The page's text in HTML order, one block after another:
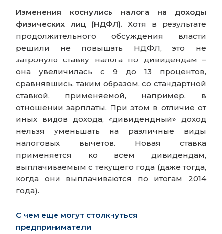
Изменения коснулись налога на доходы
физических лиц (НДФЛ). Хотя в результате
продолжительного обсуждения власти
решили не повышать НДФЛ, это не
затронуло ставку налога по дивидендам –
она увеличилась с 9 до 13 процентов,
сравнявшись, таким образом, со стандартной
ставкой, применяемой, например, в
отношении зарплаты. При этом в отличие от
иных видов дохода, «дивидендный» доход
нельзя уменьшать на различные виды
налоговых вычетов. Новая ставка
применяется ко всем дивидендам,
выплачиваемым с текущего года (даже тогда,
когда они выплачиваются по итогам 2014
года).
С чем еще могут столкнуться
предприниматели